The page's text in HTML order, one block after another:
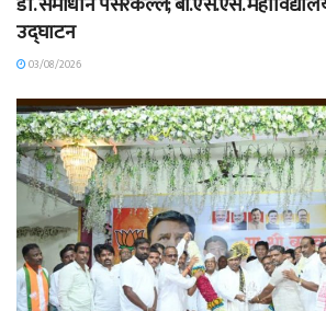
उद्घाटन
03/08/2026